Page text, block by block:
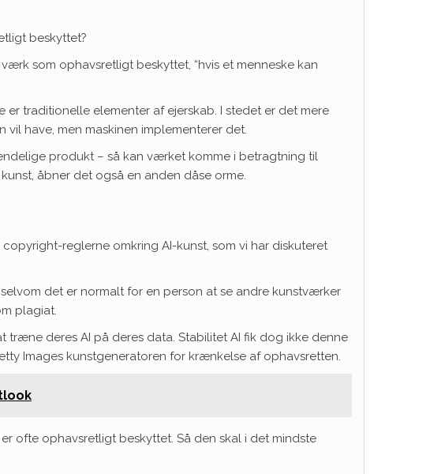
beskyttet?
som ophavsretligt beskyttet, “hvis et menneske kan
er traditionelle elementer af ejerskab. I stedet er det mere
have, men maskinen implementerer det.
produkt – så kan værket komme i betragtning til
åbner det også en anden dåse orme.
reglerne omkring AI-kunst, som vi har diskuteret
det er normalt for en person at se andre kunstværker
plagiat.
træne deres AI på deres data. Stabilitet AI fik dog ikke denne
Images kunstgeneratoren for krænkelse af ophavsretten.
ofte ophavsretligt beskyttet. Så den skal i det mindste